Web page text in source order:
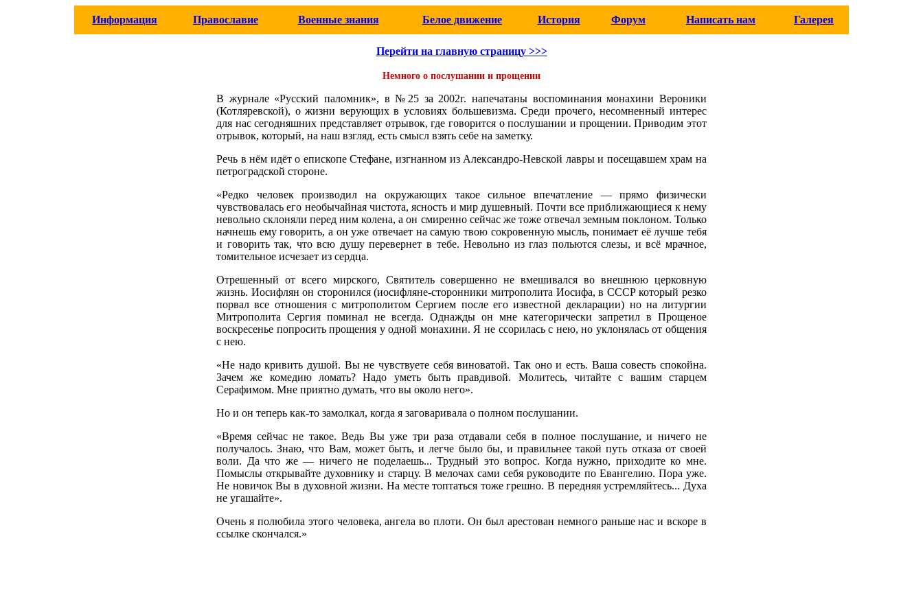
Информация Православие Военные знания Белое движение История Форум Написать нам Галерея
Перейти на главную страницу >>>
Немного о послушании и прощении
В журнале «Русский паломник», в №25 за 2002г. напечатаны воспоминания монахини Вероники
(Котляревской), о жизни верующих в условиях большевизма. Среди прочего, несомненный интерес
для нас сегодняшних представляет отрывок, где говорится о послушании и прощении. Приводим этот
отрывок, который, на наш взгляд, есть смысл взять себе на заметку.
Речь в нём идёт о епископе Стефане, изгнанном из Александро-Невской лавры и посещавшем храм на
петроградской стороне.
«Редко человек производил на окружающих такое сильное впечатление — прямо физически
чувствовалась его необычайная чистота, ясность и мир душевный. Почти все приближающиеся к нему
невольно склоняли перед ним колена, а он смиренно сейчас же тоже отвечал земным поклоном. Только
начнешь ему говорить, а он уже отвечает на самую твою сокровенную мысль, понимает её лучше тебя
и говорить так, что всю душу перевернет в тебе. Невольно из глаз польются слезы, и всё мрачное,
томительное исчезает из сердца.
Отрешенный от всего мирского, Святитель совершенно не вмешивался во внешнюю церковную
жизнь. Иосифлян он сторонился (иосифляне-сторонники митрополита Иосифа, в СССР который резко
порвал все отношения с митрополитом Сергием после его известной декларации) но на литургии
Митрополита Сергия поминал не всегда. Однажды он мне категорически запретил в Прощеное
воскресенье попросить прощения у одной монахини. Я не ссорилась с нею, но уклонялась от общения
с нею.
«Не надо кривить душой. Вы не чувствуете себя виноватой. Так оно и есть. Ваша совесть спокойна.
Зачем же комедию ло­мать? Надо уметь быть правдивой. Молитесь, читайте с вашим старцем
Серафимом. Мне приятно думать, что вы около него».
Но и он теперь как-то замолкал, когда я заговаривала о полном послушании.
«Время сейчас не такое. Ведь Вы уже три раза отдавали себя в полное послушание, и ничего не
получалось. Знаю, что Вам, может быть, и легче было бы, и правильнее такой путь отказа от своей
воли. Да что же — ничего не поделаешь... Трудный это вопрос. Когда нужно, приходите ко мне.
Помыслы открывайте духовнику и старцу. В мелочах сами себя руководите по Евангелию. Пора уже.
Не новичок Вы в духовной жизни. На месте топтаться тоже грешно. В передняя устремляйтесь... Духа
не угашайте».
Очень я полюбила этого человека, ангела во плоти. Он был арестован немного раньше нас и вскоре в
ссылке скончался.»